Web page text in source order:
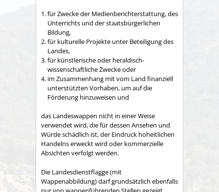
für Zwecke der Medienberichterstattung, des
Unterrichts und der staatsbürgerlichen
Bildung,
für kulturelle Projekte unter Beteiligung des
Landes,
für künstlerische oder heraldisch-
wissenschaftliche Zwecke oder
im Zusammenhang mit vom Land finanziell
unterstützten Vorhaben, um auf die
Förderung hinzuweisen und
das Landeswappen nicht in einer Weise
verwendet wird, die für dessen Ansehen und
Würde schädlich ist, der Eindruck hoheitlichen
Handelns erweckt wird oder kommerzielle
Absichten verfolgt werden.
Die Landesdienstflagge (mit
Wappenabbildung) darf grundsätzlich ebenfalls